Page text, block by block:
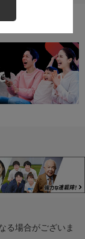
る場合がございま